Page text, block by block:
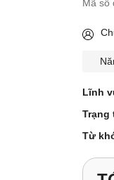
Mã số
Lĩnh
Trạng
Từ